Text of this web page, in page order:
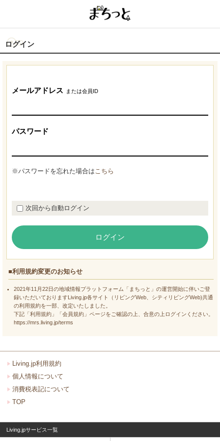
ログイン
メールアドレス または会員ID
パスワード
※パスワードを忘れた場合はこちら
次回から自動ログイン
ログイン
■利用規約変更のお知らせ
2021年11月22日の地域情報プラットフォーム「まちっと」の運営開始に伴いご登
録いただいておりますLiving.jp各サイト（リビングWeb、シティリビングWeb)共通
の利用規約を一部、改定いたしました。
下記「利用規約」「会員規約」ページをご確認の上、合意の上ログインください。
https://mrs.living.jp/terms
Living.jp利用規約
個人情報について
消費税表記について
TOP
Living.jpサービス一覧